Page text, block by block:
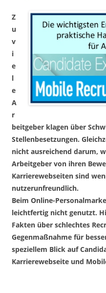
Z
u
v
i
e
l
e
A
r
beitgeber klagen über
Stellenbesetzungen.
nicht ausreichend darum,
Arbeitgeber von ihren
Karrierewebseiten sind
nutzerunfreundlich.
Beim Online-
leichtfertig nicht genutzt.
Fakten über schlechtes
Gegenmaßnahme für
speziellem Blick auf
Karrierewebseite und